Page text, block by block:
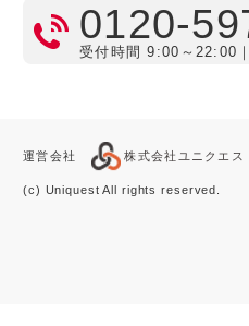
0120-
受付時間 9:00～22:00
運営会社 株式会社ユニクエス
(c) Uniquest All rights reserved.